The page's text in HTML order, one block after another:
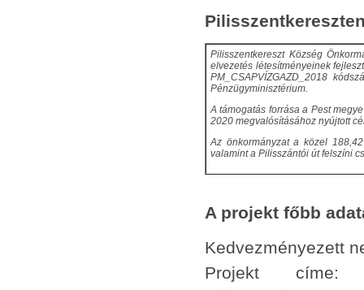
Pilisszentkereszt Község
elvezetés létesítményeinek
PM_CSAPVÍZGAZD_2018
Pénzügyminisztérium.
A támogatás forrása a Pest
2020 megvalósításához nyújtott
Az önkormányzat a közel
valamint a Pilisszántói út felszíni
A projekt főbb
Kedvezményezett
Projekt címe: